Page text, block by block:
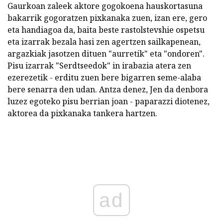
Gaurkoan zaleek aktore gogokoena hauskortasuna
bakarrik gogoratzen pixkanaka zuen, izan ere, gero
eta handiagoa da, baita beste rastolstevshie ospetsu
eta izarrak bezala hasi zen agertzen sailkapenean,
argazkiak jasotzen dituen "aurretik" eta "ondoren".
Pisu izarrak "Serdtseedok" in irabazia atera zen
ezerezetik - erditu zuen bere bigarren seme-alaba
bere senarra den udan. Antza denez, Jen da denbora
luzez egoteko pisu berrian joan - paparazzi diotenez,
aktorea da pixkanaka tankera hartzen.
ad